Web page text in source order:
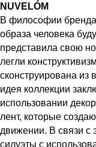
NUVELÓM
В философии
образа человека
представила свою
легли
сконструирована из
идея коллекции
использовании
лент, которые
движении. В связи с
силуэты с